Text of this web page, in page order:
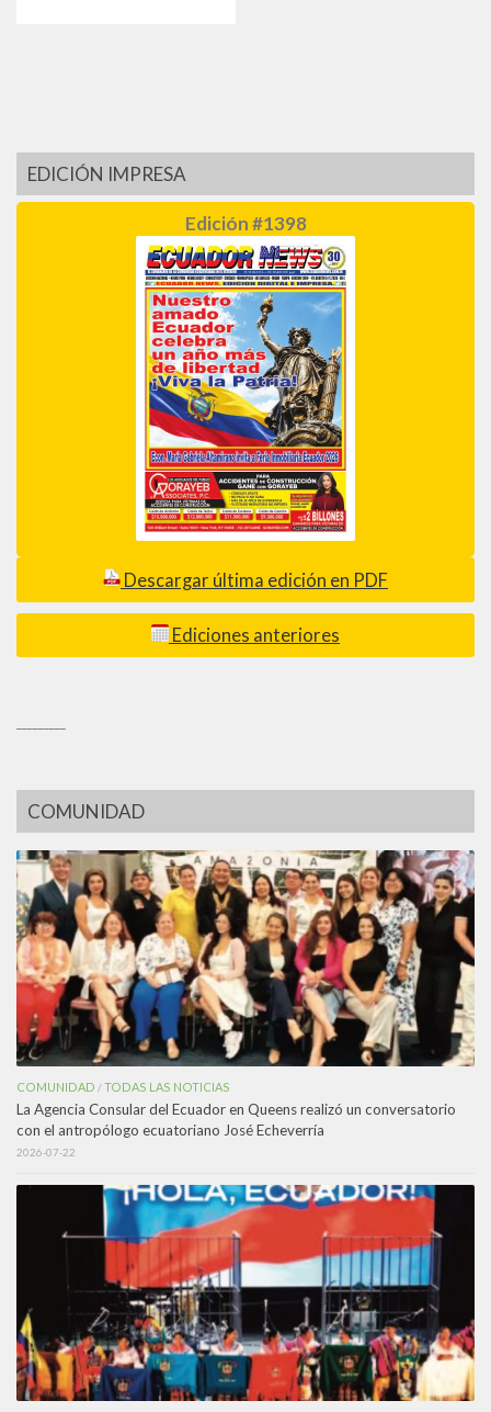
EDICIÓN IMPRESA
Edición #1398
Descargar última edición en PDF
Ediciones anteriores
COMUNIDAD
COMUNIDAD /TODAS LAS NOTICIAS
La Agencia Consular del Ecuador en Queens realizó un conversatorio
con el antropólogo ecuatoriano José Echeverría
2026-07-22